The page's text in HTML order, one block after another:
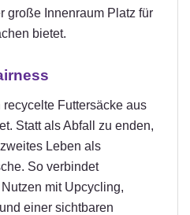
große Innenraum Platz für
bietet.
Futtersäcke aus
Statt als Abfall zu enden,
Leben als
So verbindet
mit Upcycling,
einer sichtbaren